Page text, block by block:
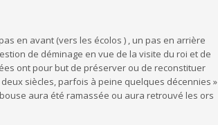
en avant (vers les écolos ) , un pas en arrière
de déminage en vue de la visite du roi et de
ont pour but de préserver ou de reconstituer
siècles, parfois à peine quelques décennies »
aura été ramassée ou aura retrouvé les ors